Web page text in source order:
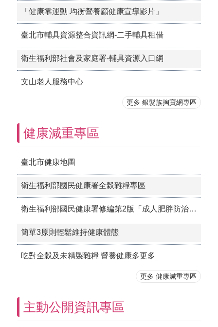
「健康靠運動 均衡營養顧健康宣導影片」
臺北市輔具資源整合資訊網-二手輔具租借
衛生福利部社會及家庭署-輔具資源入口網
文山老人服務中心
更多 銀髮族掏寶網專區
健康減重專區
臺北市健康地圖
衛生福利部國民健康署全榖雜糧專區
衛生福利部國民健康署修編第2版「成人肥胖防治實證指引」。
簡單3原則輕鬆維持健康體態
吃對全穀及未精製雜糧 營養健康多更多
更多 健康減重專區
主動公開資訊專區